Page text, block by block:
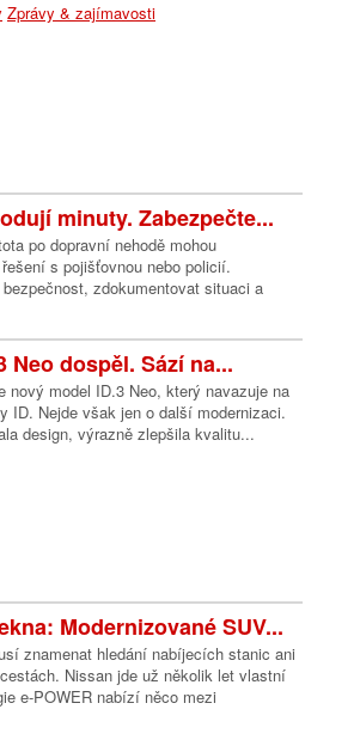
Zprávy & zajímavosti
minuty. Zabezpečte...
po dopravní nehodě mohou
s pojišťovnou nebo policií.
zdokumentovat situaci a
Neo dospěl. Sází na...
nový model ID.3 Neo, který navazuje na
ID. Nejde však jen o další modernizaci.
design, výrazně zlepšila kvalitu...
Modernizované SUV...
znamenat hledání nabíjecích stanic ani
Nissan jde už několik let vlastní
e-POWER nabízí něco mezi